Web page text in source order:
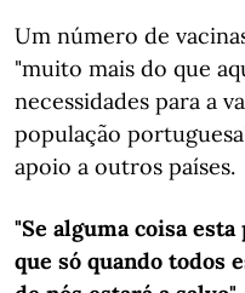
Um número de
"muito mais do que
necessidades para a
população
apoio a outros países.
"Se alguma coisa
que só quando todos